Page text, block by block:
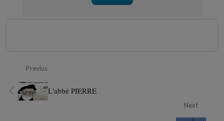
Previus
L'abbé PIERRE
Next